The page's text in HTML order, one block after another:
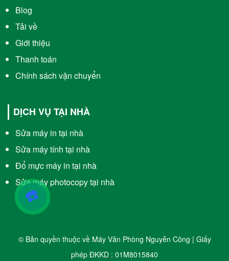
Blog
Tải về
Giới thiệu
Thanh toán
Chính sách vận chuyển
DỊCH VỤ TẠI NHÀ
Sửa máy in tại nhà
Sửa máy tính tại nhà
Đổ mực máy in tại nhà
Sửa máy photocopy tại nhà
© Bản quyền thuộc về Máy Văn Phòng Nguyễn Công | Giấy
phép ĐKKD : 01M8015840
☎️